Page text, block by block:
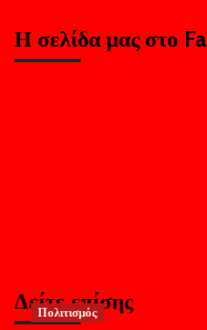
Η σελίδα μας στο
Δείτε επίσης
Πολιτισμός